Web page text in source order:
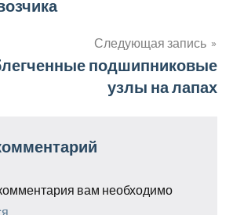
Следующая запись
подшипниковые
узлы на лапах
вам необходимо